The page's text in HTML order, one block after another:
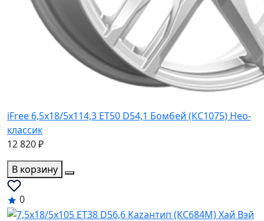
iFree 6,5x18/5x114,3 ET50 D54,1 Бомбей (КС1075) Нео-
классик
12 820 ₽
В корзину
0